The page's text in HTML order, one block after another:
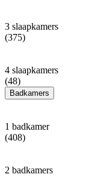
3 slaapkamers
(375)
4 slaapkamers
(48)
Badkamers
1 badkamer
(408)
2 badkamers